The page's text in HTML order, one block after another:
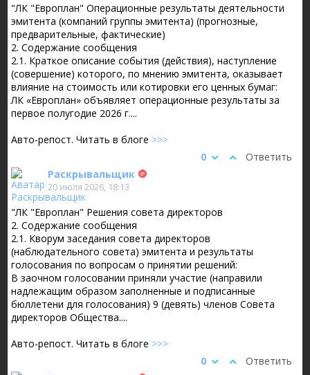
"ЛК "Европлан" Операционные результаты деятельности
эмитента (компаний группы эмитента) (прогнозные,
предварительные, фактические)
2. Содержание сообщения
2.1. Краткое описание события (действия), наступление
(совершение) которого, по мнению эмитента, оказывает
влияние на стоимость или котировки его ценных бумаг:
ЛК «Европлан» объявляет операционные результаты за
первое полугодие 2026 г....
Авто-репост. Читать в блоге >>>
Ответить
0
Раскрывальщик
20 июля 2026, 18:13
"ЛК "Европлан" Решения совета директоров
2. Содержание сообщения
2.1. Кворум заседания совета директоров
(наблюдательного совета) эмитента и результаты
голосования по вопросам о принятии решений:
В заочном голосовании приняли участие (направили
надлежащим образом заполненные и подписанные
бюллетени для голосования) 9 (девять) членов Совета
директоров Общества....
Авто-репост. Читать в блоге >>>
Ответить
0